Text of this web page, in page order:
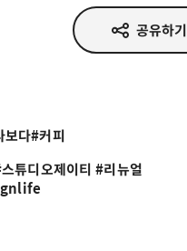
공유하기
다#커피
디오제이티 #리뉴얼